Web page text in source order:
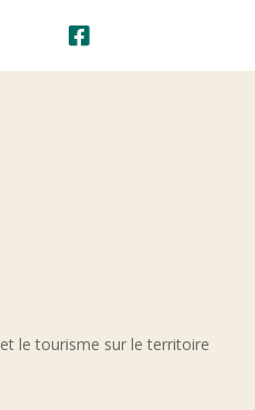

le tourisme sur le territoire